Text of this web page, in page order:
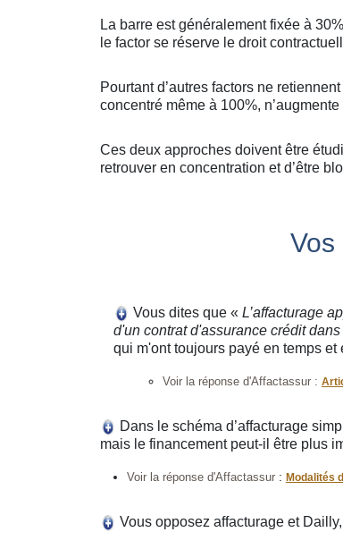
La barre est généralement fixée à
le factor se réserve le droit
Pourtant d’autres factors ne
concentré même à 100%,
Ces deux approches doivent être
retrouver en concentration et d’être
Vos
Vous dites que « L’affacturage
d'un contrat d'assurance crédit
qui m'ont toujours payé en temps
Voir la réponse d'Affactassur :
Dans le schéma d’affacturage
mais le financement peut-il être plus
Voir la réponse d'Affactassur : Modalités
Vous opposez affacturage et